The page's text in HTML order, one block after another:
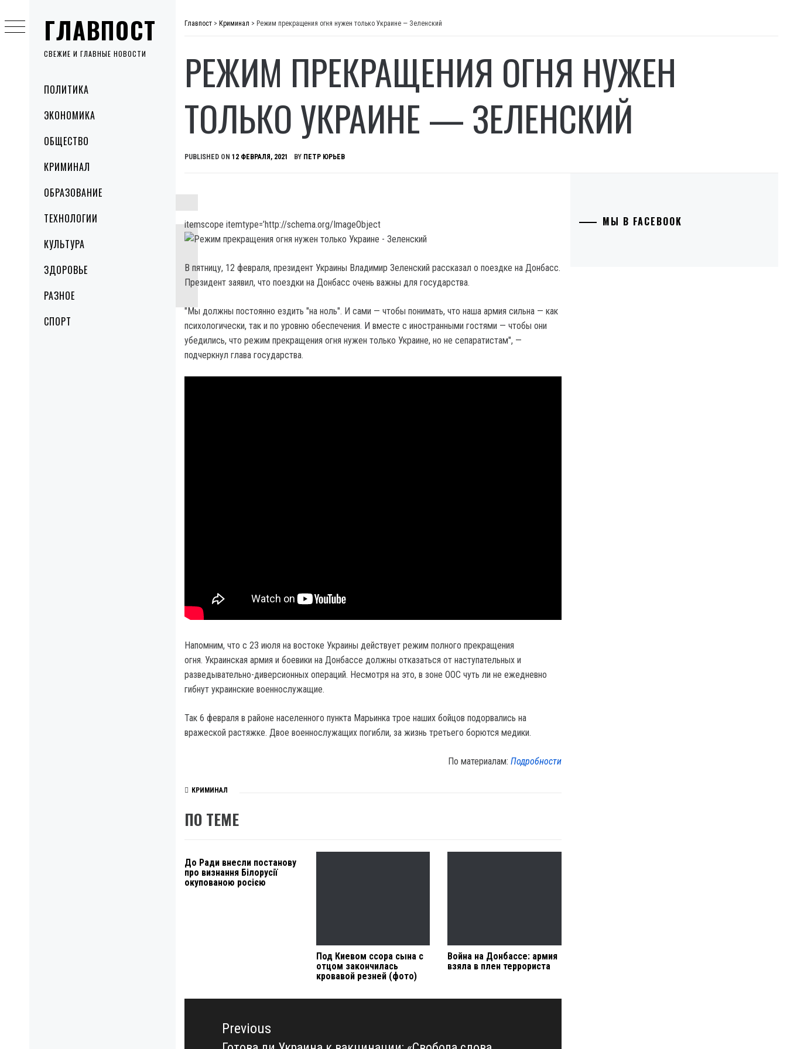
ГЛАВПОСТ
СВЕЖИЕ И ГЛАВНЫЕ НОВОСТИ
MenuПОЛИТИКА
ЭКОНОМИКА
ОБЩЕСТВО
КРИМИНАЛ
ОБРАЗОВАНИЕ
ТЕХНОЛОГИИ
КУЛЬТУРА
ЗДОРОВЬЕ
РАЗНОЕ
СПОРТ
to
content
Главпост > Криминал > Режим прекращения огня нужен только Украине — Зеленский
РЕЖИМ ПРЕКРАЩЕНИЯ ОГНЯ НУЖЕН
ТОЛЬКО УКРАИНЕ — ЗЕЛЕНСКИЙ
PUBLISHED ON 12 ФЕВРАЛЯ, 2021 BY ПЕТР ЮРЬЕВ
itemscope itemtype=’http://schema.org/ImageObject
В пятницу, 12 февраля, президент Украины Владимир Зеленский рассказал о поездке на Донбасс.
Президент заявил, что поездки на Донбасс очень важны для государства.
"Мы должны постоянно ездить "на ноль". И сами — чтобы понимать, что наша армия сильна — как
психологически, так и по уровню обеспечения. И вместе с иностранными гостями — чтобы они
убедились, что режим прекращения огня нужен только Украине, но не сепаратистам", —
подчеркнул глава государства.
Напомним, что с 23 июля на востоке Украины действует режим полного прекращения
огня. Украинская армия и боевики на Донбассе должны отказаться от наступательных и
разведывательно-диверсионных операций. Несмотря на это, в зоне ООС чуть ли не ежедневно
гибнут украинские военнослужащие.
Так 6 февраля в районе населенного пункта Марьинка трое наших бойцов подорвались на
вражеской растяжке. Двое военнослужащих погибли, за жизнь третьего борются медики.
По материалам:Подробности
КРИМИНАЛ
ПО ТЕМЕ
До Ради внесли постанову
про визнання Білорусії
окупованою росією
Под Киевом ссора сына с
отцом закончилась
кровавой резней (фото)
Война на Донбассе: армия
взяла в плен террориста
Навигация
записямPrevious
МЫ В FACEBOOK